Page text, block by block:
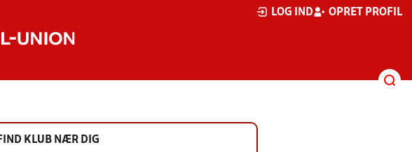
LOG IND OPRET PROFIL
KLUB NÆR DIG